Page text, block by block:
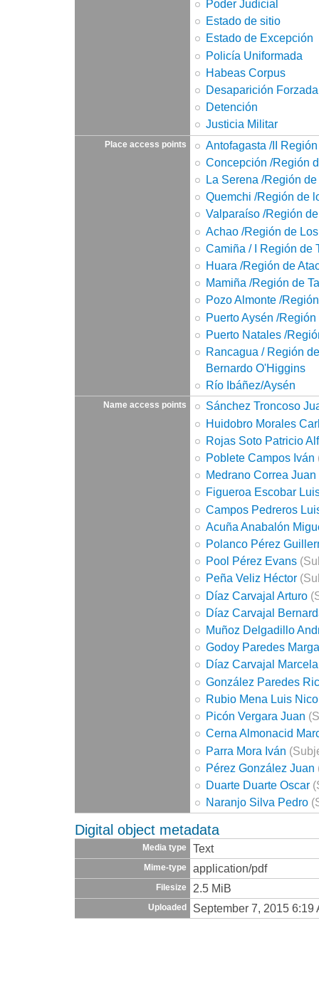
Poder Judicial
Estado de sitio
Estado de Excepción
Policía Uniformada
Habeas Corpus
Desaparición Forzada
Detención
Justicia Militar
Place access points
Antofagasta /II
Concepción /Región
La Serena /Región
Quemchi /Región de
Valparaíso /Región
Achao /Región de
Camiña / I Región de
Huara /Región de
Mamiña /Región de
Pozo Almonte /
Puerto Aysén /
Puerto Natales /
Rancagua / Región
Bernardo O'Higgins
Río Ibáñez/Aysén
Name access points
Sánchez Troncoso
Huidobro Morales
Rojas Soto Patricio
Poblete Campos Iván
Medrano Correa Juan
Figueroa Escobar
Campos Pedreros
Acuña Anabalón
Polanco Pérez
Pool Pérez Evans
Peña Veliz Héctor
Díaz Carvajal Arturo
Díaz Carvajal
Muñoz Delgadillo
Godoy Paredes
Díaz Carvajal Marcela
González Paredes
Rubio Mena Luis
Picón Vergara Juan
Cerna Almonacid
Parra Mora Iván
Pérez González Juan
Duarte Duarte Oscar
Naranjo Silva Pedro
Digital object metadata
Media type Text
Mime-type application/pdf
Filesize 2.5 MiB
Uploaded September 7, 2015 6:19